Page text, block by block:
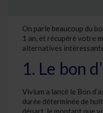
On parle beaucoup du
1 an, et récupéré votre
alternatives
1. Le bon
Vivium a lancé le Bon
durée déterminée de
départ, le montant que